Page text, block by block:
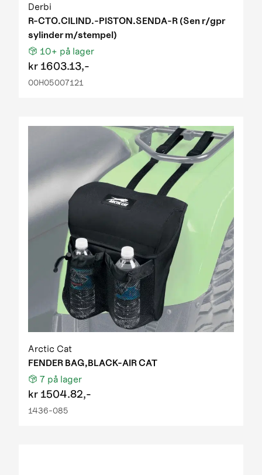
Derbi
R-CTO.CILIND.-PISTON.SENDA-R (Sen r/gpr
sylinder m/stempel)
10+ på lager
kr 1603.13,-
00H05007121
Arctic Cat
FENDER BAG,BLACK-AIR CAT
7 på lager
kr 1504.82,-
1436-085